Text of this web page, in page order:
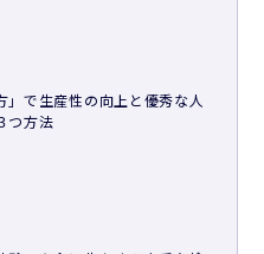
」で生産性の向上と優秀な人
つ方法